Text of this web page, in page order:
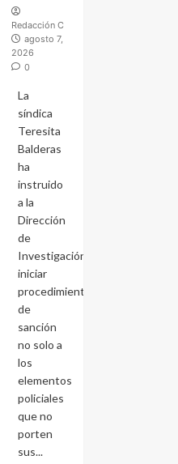
Redacción C
agosto 7,
2026
0
La
síndica
Teresita
Balderas
ha
instruido
a la
Dirección
de
Investigación
iniciar
procedimientos
de
sanción
no solo a
los
elementos
policiales
que no
porten
sus...